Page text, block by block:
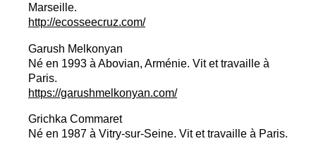
Marseille.
http://ecosseecruz.com/
Garush Melkonyan
Né en 1993 à Abovian, Arménie. Vit et travaille à
Paris.
https://garushmelkonyan.com/
Grichka Commaret
Né en 1987 à Vitry-sur-Seine. Vit et travaille à Paris.